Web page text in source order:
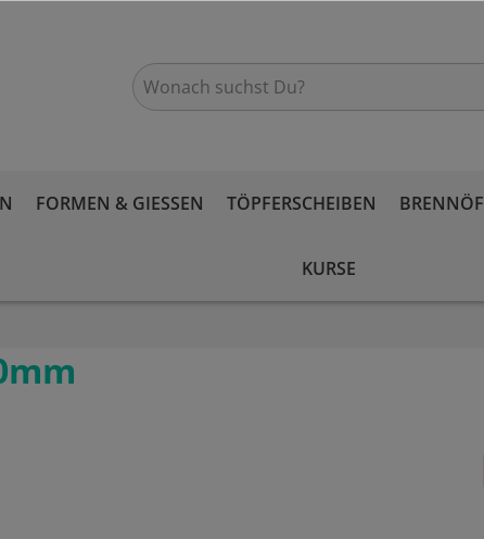
FORMEN & GIESSEN TÖPFERSCHEIBEN
KURSE